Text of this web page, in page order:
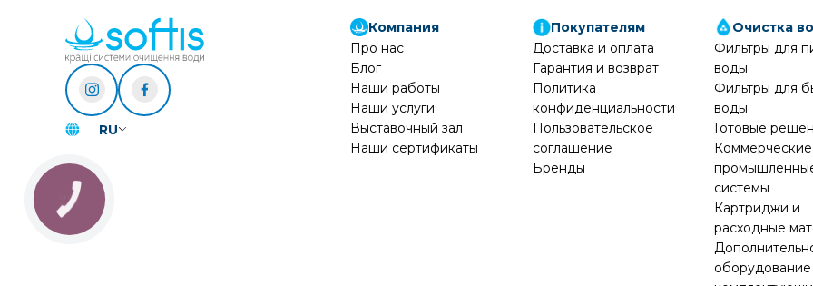
RU
Компания
Про нас
Блог
Наши работы
Наши услуги
Выставочный зал
Наши сертификаты
Покупателям
Доставка и оплата
Гарантия и возврат
Политика
конфиденциальности
Пользовательское
соглашение
Бренды
Очистка
Фильтры для
воды
Фильтры для
воды
Готовые
системы
Картриджи и
расходные
оборудование